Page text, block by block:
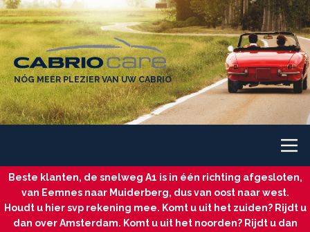
NÓG MEER PLEZIER VAN UW CABRIO
Beste klanten, de snelweg A1 is in één richting afgesloten,
van Eemnes naar Muiderberg, dus van oost naar west.
Houdt u hier svp rekening mee. Komt u uit het zuiden? Rijdt u
dan over Amsterdam. Komt u uit het noorden? Rijdt u dan